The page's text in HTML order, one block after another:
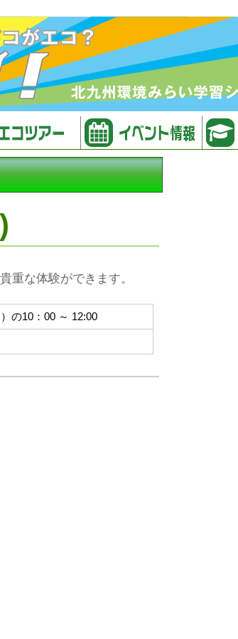
重な体験ができます。
の10：00 ～ 12:00